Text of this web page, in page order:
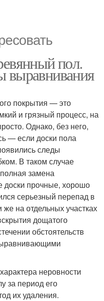
пол.
выравнивания
покрытия — это
и грязный процесс, на
Однако, без него,
— если доски пола
следы
В таком случае
замена
доски прочные, хорошо
серьезный перепад в
же на отдельных участках
дощатого
обстоятельств
неровности
за период его
их удаления.